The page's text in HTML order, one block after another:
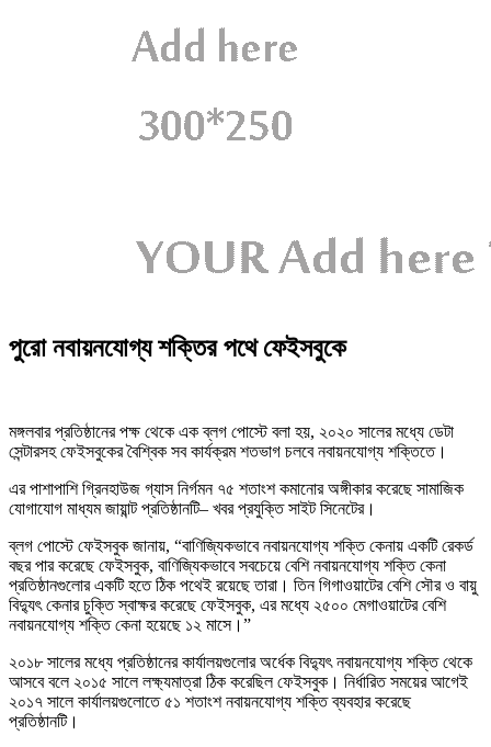
পুরো নবায়নযোগ্য শক্তির পথে ফেইসবুকে
মঙ্গলবার প্রতিষ্ঠানের পক্ষ থেকে এক ব্লগ পোস্টে বলা হয়, ২০২০ সালের মধ্যে ডেটা
সেন্টারসহ ফেইসবুকের বৈশ্বিক সব কার্যক্রম শতভাগ চলবে নবায়নযোগ্য শক্তিতে।
এর পাশাপাশি গ্রিনহাউজ গ্যাস নির্গমন ৭৫ শতাংশ কমানোর অঙ্গীকার করেছে সামাজিক
যোগাযোগ মাধ্যম জায়ান্ট প্রতিষ্ঠানটি– খবর প্রযুক্তি সাইট সিনেটের।
ব্লগ পোস্টে ফেইসবুক জানায়, “বাণিজ্যিকভাবে নবায়নযোগ্য শক্তি কেনায় একটি রেকর্ড
বছর পার করেছে ফেইসবুক, বাণিজ্যিকভাবে সবচেয়ে বেশি নবায়নযোগ্য শক্তি কেনা
প্রতিষ্ঠানগুলোর একটি হতে ঠিক পথেই রয়েছে তারা। তিন গিগাওয়াটের বেশি সৌর ও বায়ু
বিদ্যুৎ কেনার চুক্তি স্বাক্ষর করেছে ফেইসবুক, এর মধ্যে ২৫০০ মেগাওয়াটের বেশি
নবায়নযোগ্য শক্তি কেনা হয়েছে ১২ মাসে।”
২০১৮ সালের মধ্যে প্রতিষ্ঠানের কার্যালয়গুলোর অর্ধেক বিদ্যুৎ নবায়নযোগ্য শক্তি থেকে
আসবে বলে ২০১৫ সালে লক্ষ্যমাত্রা ঠিক করেছিল ফেইসবুক। নির্ধারিত সময়ের আগেই
২০১৭ সালে কার্যালয়গুলোতে ৫১ শতাংশ নবায়নযোগ্য শক্তি ব্যবহার করেছে
প্রতিষ্ঠানটি।